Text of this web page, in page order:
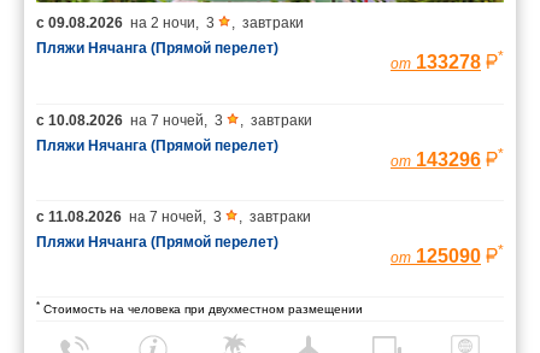
с 09.08.2026 на 2 ночи, 3 , завтраки
Пляжи Нячанга (Прямой перелет)
от 133278 *
с 10.08.2026 на 7 ночей, 3 , завтраки
Пляжи Нячанга (Прямой перелет)
от 143296 *
с 11.08.2026 на 7 ночей, 3 , завтраки
Пляжи Нячанга (Прямой перелет)
от 125090 *
* Стоимость на человека при двухместном размещении